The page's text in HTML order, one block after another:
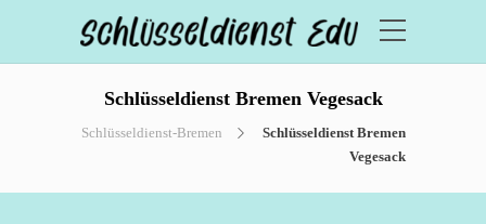
Schlüsseldienst Bremen Vegesack
Schlüsseldienst-Bremen
Schlüsseldienst Bremen
Vegesack